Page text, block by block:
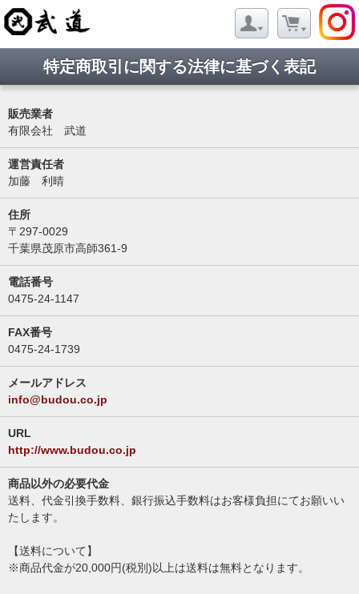
特定商取引に関する法律に基づく表記
販売業者
有限会社 武道
運営責任者
加藤 利晴
住所
〒297-0029
千葉県茂原市高師361-9
電話番号
0475-24-1147
FAX番号
0475-24-1739
メールアドレス
info@budou.co.jp
URL
http://www.budou.co.jp
商品以外の必要代金
送料、代金引換手数料、銀行振込手数料はお客様負担にてお願いい
たします。
【送料について】
※商品代金が20,000円(税別)以上は送料は無料となります。